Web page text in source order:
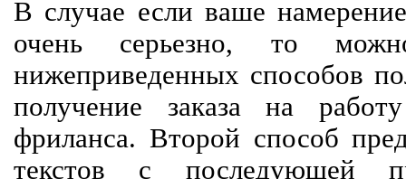
В случае если ваше
очень серьезно, то
нижеприведенных способов
получение заказа на
фриланса. Второй способ
текстов с последующей